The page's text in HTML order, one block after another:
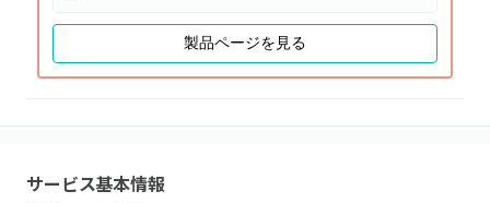
製品ページを見る
サービス基本情報